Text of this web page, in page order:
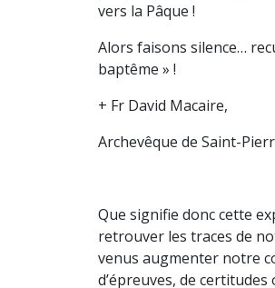
vers la Pâque !
Alors faisons silence…
baptême » !
+ Fr David Macaire,
Archevêque de Saint-
Que signifie donc cette
retrouver les traces de
venus augmenter notre
d’épreuves, de